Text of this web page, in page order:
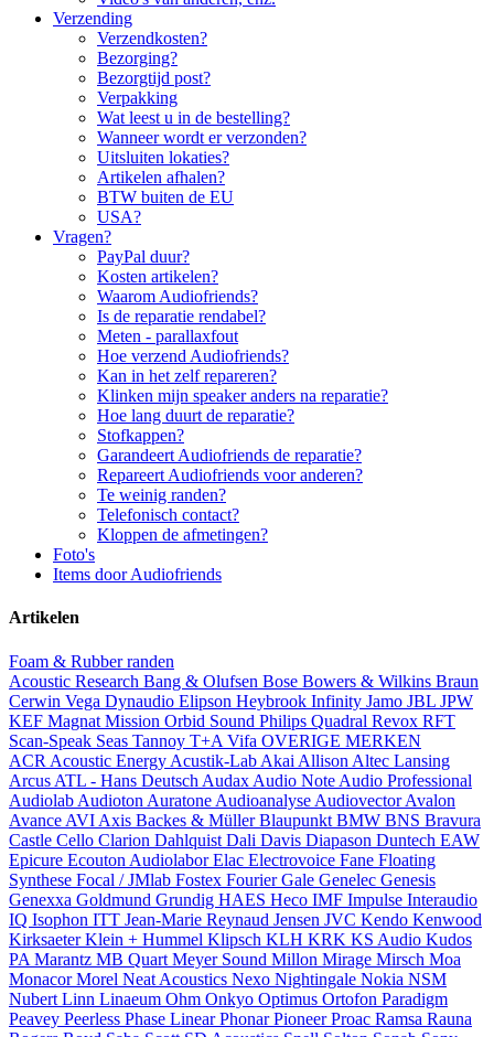
Verzending
Verzendkosten?
Bezorging?
Bezorgtijd post?
Verpakking
Wat leest u in de bestelling?
Wanneer wordt er verzonden?
Uitsluiten lokaties?
Artikelen afhalen?
BTW buiten de EU
USA?
Vragen?
PayPal duur?
Kosten artikelen?
Waarom Audiofriends?
Is de reparatie rendabel?
Meten - parallaxfout
Hoe verzend Audiofriends?
Kan in het zelf repareren?
Klinken mijn speaker anders na reparatie?
Hoe lang duurt de reparatie?
Stofkappen?
Garandeert Audiofriends de reparatie?
Repareert Audiofriends voor anderen?
Te weinig randen?
Telefonisch contact?
Kloppen de afmetingen?
Foto's
Items door Audiofriends
Artikelen
Foam & Rubber randen
Acoustic Research Bang & Olufsen Bose Bowers & Wilkins Braun
Cerwin Vega Dynaudio Elipson Heybrook Infinity Jamo JBL JPW
KEF Magnat Mission Orbid Sound Philips Quadral Revox RFT
Scan-Speak Seas Tannoy T+A Vifa OVERIGE MERKEN
ACR Acoustic Energy Acustik-Lab Akai Allison Altec Lansing
Arcus ATL - Hans Deutsch Audax Audio Note Audio Professional
Audiolab Audioton Auratone Audioanalyse AudiovectorAvalon
Avance AVI Axis Backes & MüllerBlaupunkt BMW BNS Bravura
Castle Cello Clarion Dahlquist Dali Davis Diapason Duntech EAW
Epicure Ecouton AudiolaborElac Electrovoice Fane Floating
Synthese Focal / JMlab Fostex FourierGale Genelec Genesis
Genexxa Goldmund Grundig HAES Heco IMF Impulse Interaudio
IQ Isophon ITT Jean-Marie Reynaud Jensen JVC Kendo Kenwood
KirksaeterKlein + Hummel Klipsch KLH KRK KS Audio Kudos
PA Marantz MB Quart Meyer Sound Millon Mirage Mirsch Moa
MonacorMorel Neat Acoustics Nexo Nightingale Nokia NSM
Nubert Linn Linaeum Ohm Onkyo Optimus Ortofon Paradigm
Peavey Peerless Phase LinearPhonarPioneerProac Ramsa Rauna